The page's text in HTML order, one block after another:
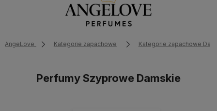
AngeLove Kategorie zapachowe Kategorie zapachowe
Perfumy Szyprowe Damskie